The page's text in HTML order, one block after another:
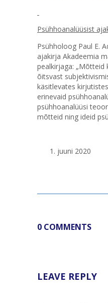
Psühhoanalüüsist
Psühholoog Paul E.
ajakirja Akadeemia
pealkirjaga: „Mõtteid
õitsvast
käsitlevates
erinevaid
psühhoanalüüsi
mõtteid ning ideid
juuni 2020
0 COMMENTS
LEAVE REPLY